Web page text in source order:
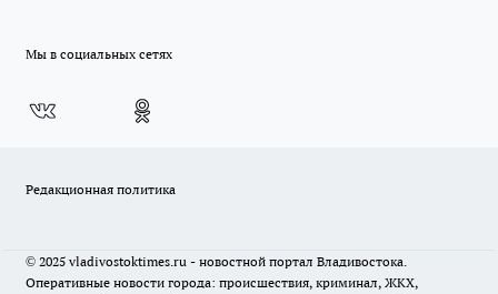
Мы в социальных сетях
Редакционная политика
© 2025 vladivostoktimes.ru - новостной портал Владивостока.
Оперативные новости города: происшествия, криминал, ЖКХ,